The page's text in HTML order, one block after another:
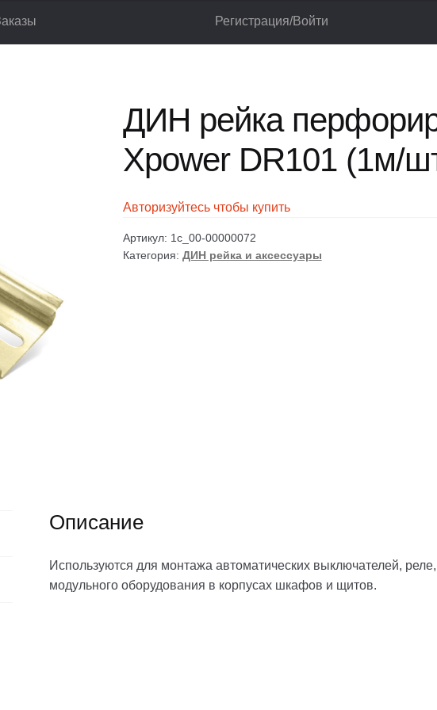
Регистрация/Войти
ДИН рейка перфорированная Xpower DR101 (1м/шт)
ДИН рейка
Xpower DR101 (1м/
Авторизуйтесь чтобы купить
Артикул: 1c_00-00000072
Категория: ДИН рейка и аксессуары
Описание
Используются для монтажа автоматических выключателей,
модульного оборудования в корпусах шкафов и щитов.